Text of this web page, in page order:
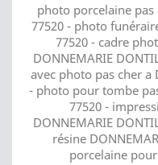
photo porcelaine pas
77520 - photo
77520 - cadre
DONNEMARIE
avec photo pas cher a
- photo pour tombe
77520 -
DONNEMARIE
résine
porcelaine